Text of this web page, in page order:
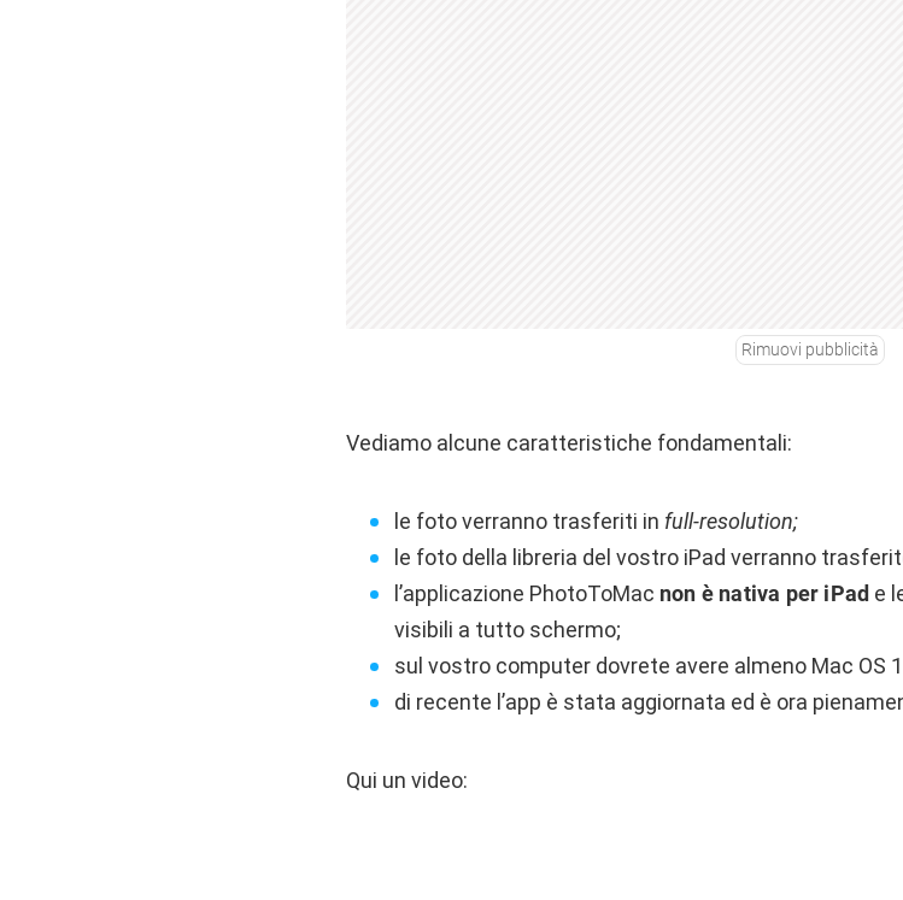
Rimuovi pubblicità
Vediamo alcune caratteristiche fondamentali:
le foto verranno trasferiti in full-resolution;
le foto della libreria del vostro iPad verranno
l’applicazione PhotoToMac non è nativa per iPad e
visibili a tutto schermo;
sul vostro computer dovrete avere almeno Mac OS
di recente l’app è stata aggiornata ed è ora
Qui un video: